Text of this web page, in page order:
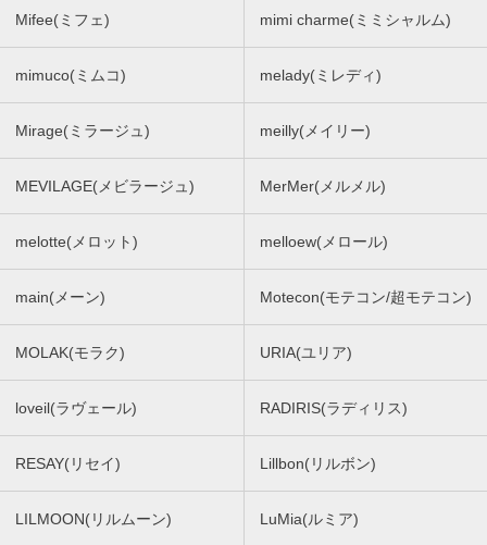
Mifee(ミフェ) mimi charme(ミミシャルム)
mimuco(ミムコ) melady(ミレディ)
Mirage(ミラージュ) meilly(メイリー)
MEVILAGE(メビラージュ) MerMer(メルメル)
melotte(メロット) melloew(メロール)
main(メーン) Motecon(モテコン/超モテコン)
MOLAK(モラク) URIA(ユリア)
loveil(ラヴェール) RADIRIS(ラディリス)
RESAY(リセイ) Lillbon(リルボン)
LILMOON(リルムーン) LuMia(ルミア)